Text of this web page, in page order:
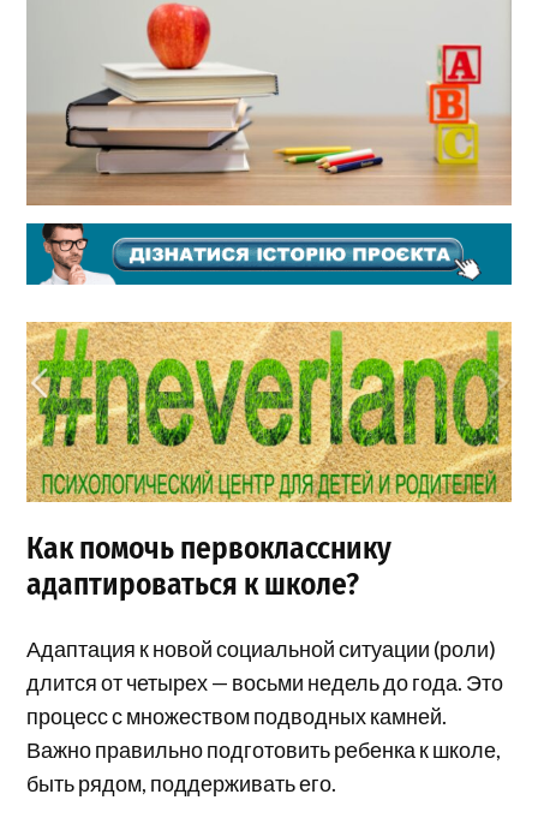
Как помочь первокласснику
адаптироваться к школе?
Адаптация к новой социальной ситуации (роли)
длится от четырех — восьми недель до года. Это
процесс с множеством подводных камней.
Важно правильно подготовить ребенка к школе,
быть рядом, поддерживать его.